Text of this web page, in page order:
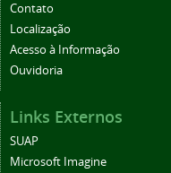
Contato
Localização
Acesso à Informação
Ouvidoria
Links Externos
SUAP
Microsoft Imagine